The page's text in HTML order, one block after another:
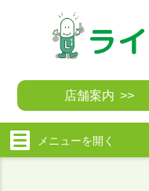
店舗案内
メニューを開く